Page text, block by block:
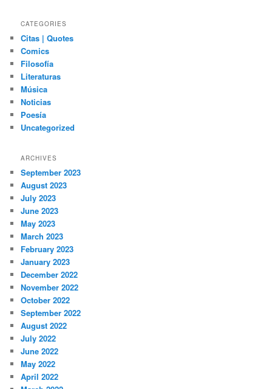
CATEGORIES
Citas | Quotes
Comics
Filosofía
Literaturas
Música
Noticias
Poesía
Uncategorized
ARCHIVES
September 2023
August 2023
July 2023
June 2023
May 2023
March 2023
February 2023
January 2023
December 2022
November 2022
October 2022
September 2022
August 2022
July 2022
June 2022
May 2022
April 2022